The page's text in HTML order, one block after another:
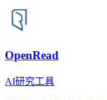
OpenRead
AI研究工具